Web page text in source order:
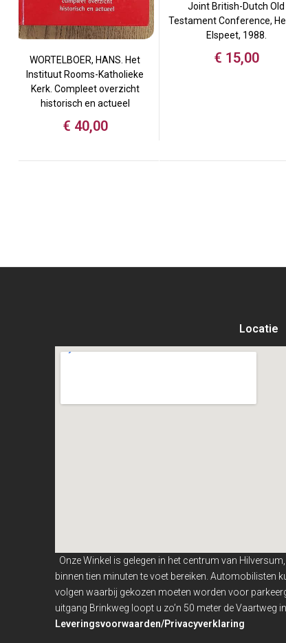
WORTELBOER, HANS. Het
Instituut Rooms-Katholieke
Kerk. Compleet overzicht
historisch en actueel
€ 40,00
Joint British-Dutch Old
Testament Conference,
Elspeet, 1988.
€ 15,00
Locatie
Onze Winkel is gelegen in het centrum van
binnentien minuten te voet bereiken. Automobilisten
volgen waarbij gekozen moeten worden voor
uitgang Brinkweg loopt u zo’n 50 meter de Vaartweg in.
Leveringsvoorwaarden/Privacyverklaring